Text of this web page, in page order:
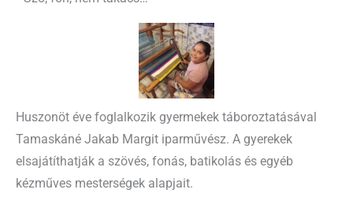
Huszonöt éve foglalkozik gyermekek táboroztatásával
Tamaskáné Jakab Margit iparművész. A gyerekek
elsajátíthatják a szövés, fonás, batikolás és egyéb
kézműves mesterségek alapjait.